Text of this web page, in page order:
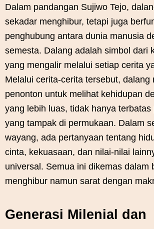
Dalam pandangan Sujiwo Tejo,
sekadar menghibur, tetapi juga
penghubung antara dunia manusia
semesta. Dalang adalah simbol dari
yang mengalir melalui setiap cerita
Melalui cerita-cerita tersebut, dalang
penonton untuk melihat kehidupan
yang lebih luas, tidak hanya terbatas
yang tampak di permukaan. Dalam
wayang, ada pertanyaan tentang
cinta, kekuasaan, dan nilai-nilai
universal. Semua ini dikemas dalam
menghibur namun sarat dengan
Generasi Milenial dan